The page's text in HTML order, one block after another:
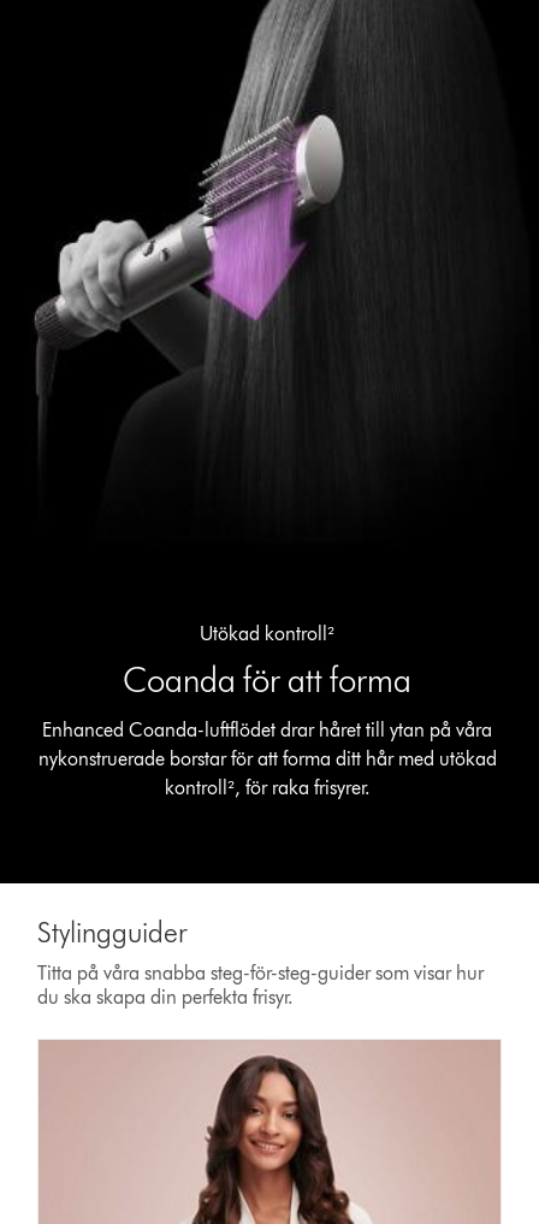
Utökad kontroll²
Coanda för att forma
Enhanced Coanda-luftflödet drar håret till ytan på våra
nykonstruerade borstar för att forma ditt hår med utökad
kontroll², för raka frisyrer.
Stylingguider
Titta på våra snabba steg-för-steg-guider som visar hur
du ska skapa din perfekta frisyr.